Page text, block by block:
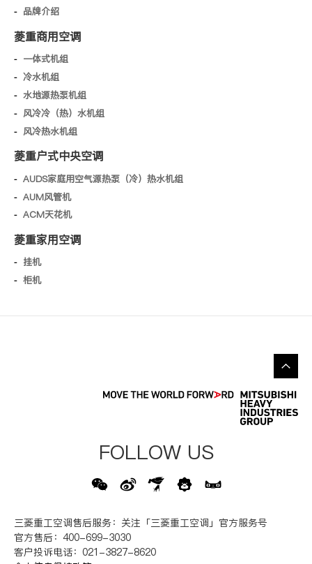
品牌介绍
菱重商用空调
一体式机组
冷水机组
水地源热泵机组
风冷冷（热）水机组
风冷热水机组
菱重户式中央空调
AUDS家庭用空气源热泵（冷）热水机组
AUM风管机
ACM天花机
菱重家用空调
挂机
柜机
FOLLOW US
三菱重工空调售后服务：关注「三菱重工空调」官方服务号
官方售后：400-699-3030
客户投诉电话：021-3827-8620